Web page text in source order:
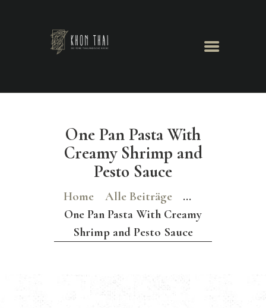
One Pan Pasta With
Creamy Shrimp and
Pesto Sauce
Home Alle Beiträge
...
One Pan Pasta With Creamy
Shrimp and Pesto Sauce
Khon Thai